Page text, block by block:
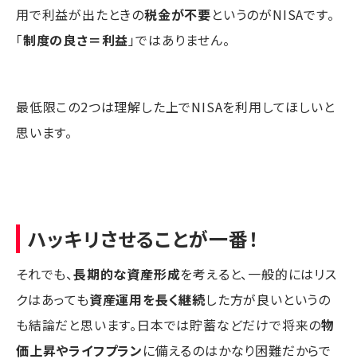
用で利益が出たときの税金が不要というのがNISAです。
「制度の良さ＝利益 」ではありません。
最低限この2つは理解した上でNISAを利用してほしいと
思います。
ハッキリさせることが一番！
それでも、長期的な資産形成を考えると、一般的にはリス
クはあっても資産運用を長く継続した方が良いというの
も結論だと思います。日本では貯蓄などだけで将来の物
価上昇やライフプランに備えるのはかなり困難だからで